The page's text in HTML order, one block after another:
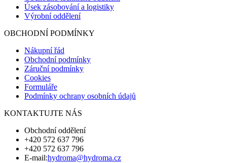
Úsek zásobování a logistiky
Výrobní oddělení
OBCHODNÍ PODMÍNKY
Nákupní řád
Obchodní podmínky
Záruční podmínky
Cookies
Formuláře
Podmínky ochrany osobních údajů
KONTAKTUJTE NÁS
Obchodní oddělení
+420 572 637 796
+420 572 637 796
E-mail:hydroma@hydroma.cz